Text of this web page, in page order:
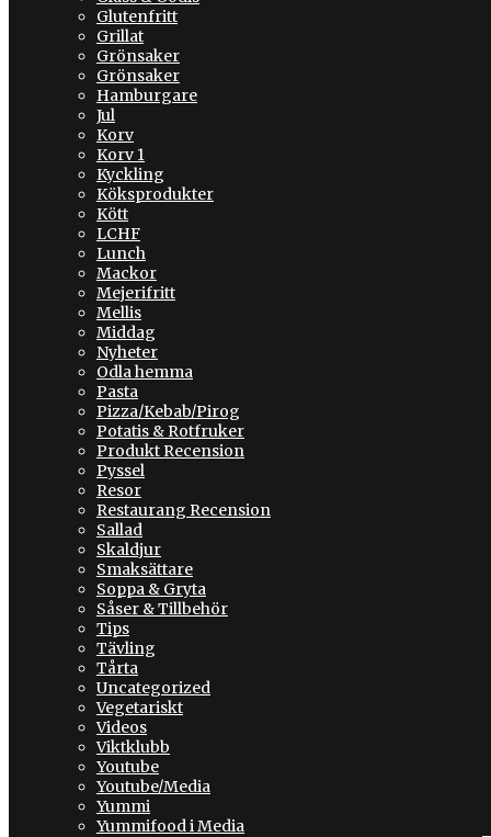
Glutenfritt
Grillat
Grönsaker
Grönsaker
Hamburgare
Jul
Korv
Korv 1
Kyckling
Köksprodukter
Kött
LCHF
Lunch
Mackor
Mejerifritt
Mellis
Middag
Nyheter
Odla hemma
Pasta
Pizza/Kebab/Pirog
Potatis & Rotfruker
Produkt Recension
Pyssel
Resor
Restaurang Recension
Sallad
Skaldjur
Smaksättare
Soppa & Gryta
Såser & Tillbehör
Tips
Tävling
Tårta
Uncategorized
Vegetariskt
Videos
Viktklubb
Youtube
Youtube/Media
Yummi
Yummifood i Media